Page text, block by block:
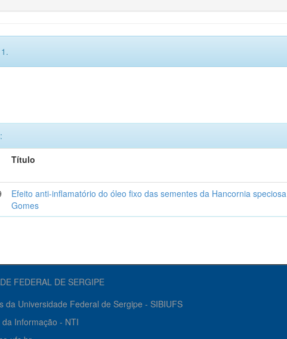
Título
Efeito anti-inflamatório do óleo fixo das sementes da Hancornia speciosa
Gomes
FEDERAL DE SERGIPE
da Universidade Federal de Sergipe - SIBIUFS
Informação - NTI